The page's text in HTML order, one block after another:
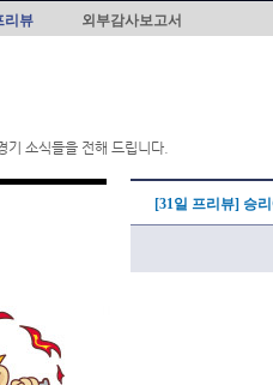
리뷰 외부감사보고서
기 소식들을 전해 드립니다.
[31일 프리뷰] 승